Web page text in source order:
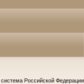
Российской